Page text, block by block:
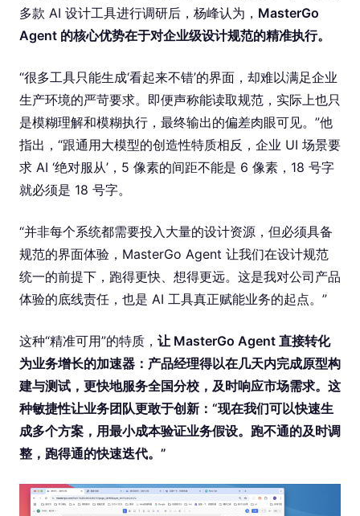
多款 AI 设计工具进行调研后，杨峰认为， MasterGo
Agent 的核心优势在于对企业级设计规范的精准执行。
“很多工具只能生成‘看起来不错’的界面，却难以满足企业
生产环境的严苛要求。即便声称能读取规范，实际上也只
是模糊理解和模糊执行，最终输出的偏差肉眼可见。”他
指出，“跟通用大模型的创造性特质相反，企业 UI 场景要
求 AI ‘绝对服从’，5 像素的间距不能是 6 像素，18 号字
就必须是 18 号字。
“并非每个系统都需要投入大量的设计资源，但必须具备
规范的界面体验，MasterGo Agent 让我们在设计规范
统一的前提下，跑得更快、想得更远。这是我对公司产品
体验的底线责任，也是 AI 工具真正赋能业务的起点。”
这种“精准可用”的特质， 让 MasterGo Agent 直接转化
为业务增长的加速器：产品经理得以在几天内完成原型构
建与测试，更快地服务全国分校，及时响应市场需求。这
种敏捷性让业务团队更敢于创新：“现在我们可以快速生
成多个方案，用最小成本验证业务假设。跑不通的及时调
整，跑得通的快速迭代。”